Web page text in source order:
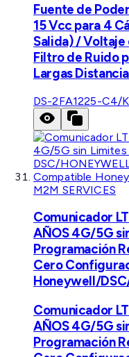
Fuente de
15 Vcc para 4
Salida) / Voltaje
Filtro de Ruido
Largas
DS-2FA1225-C4/K
M2M SERVICES
Comunicador
AÑOS 4G/5G
Programación
Cero
Honeywell/
Comunicador
AÑOS 4G/5G
Programación